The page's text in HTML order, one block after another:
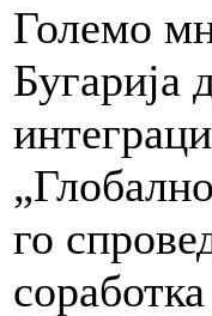
Големо
Бугарија
го